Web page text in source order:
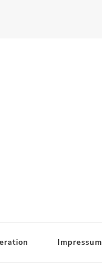
Impressum